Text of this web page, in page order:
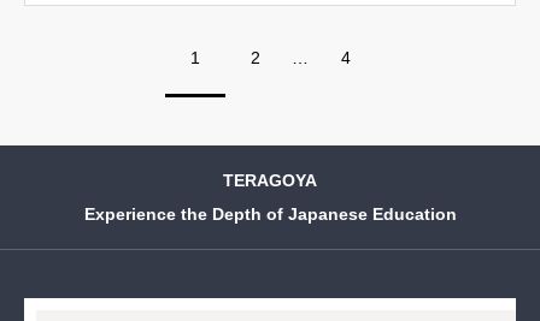
1 2 4
TERAGOYA
Experience the Depth of Japanese Education